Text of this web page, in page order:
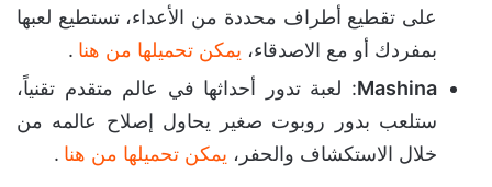
على تقطيع أطراف محددة من الأعداء، تستطيع لعبها
بمفردك أو مع الاصدقاء، يمكن تحميلها من هنا .
Mashina: لعبة تدور أحداثها في عالم متقدم تقنياً،
ستلعب بدور روبوت صغير يحاول إصلاح عالمه من
خلال الاستكشاف والحفر، يمكن تحميلها من هنا .